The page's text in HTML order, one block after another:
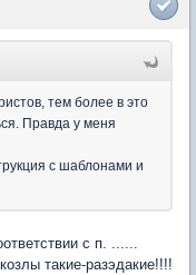
тем более в это
Правда у меня
с шаблонами и
с п. ......
такие-разэдакие!!!!